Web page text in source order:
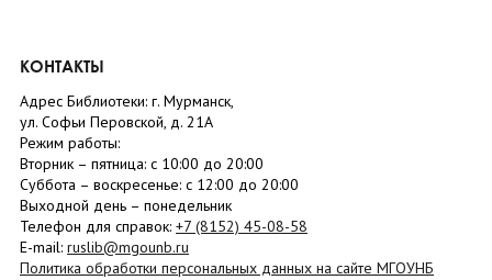
КОНТАКТЫ
Адрес Библиотеки: г. Мурманск,
ул. Софьи Перовской, д. 21А
Режим работы:
Вторник – пятница: с 10:00 до 20:00
Суббота – воскресенье: c 12:00 до 20:00
Выходной день – понедельник
Телефон для справок: +7 (8152) 45-08-58
E-mail: ruslib@mgounb.ru
Политика обработки персональных данных на сайте МГОУНБ